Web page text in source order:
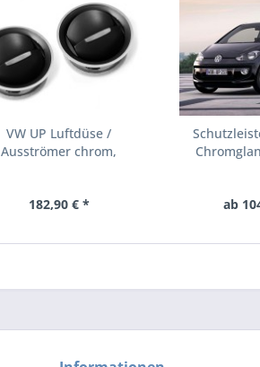
VW UP Luftdüse /
Ausströmer chrom,
182,90 € * ab